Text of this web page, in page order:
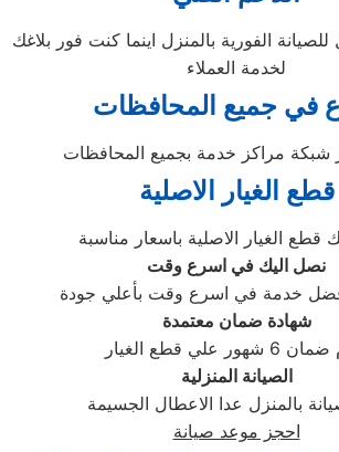
الفورية بالمنزل اينما كنت فور بلاغك
لخدمة العملاء
في جميع المحافظات
شبكة مراكز خدمة بجميع المحافظات
قطع الغيار الاصلية
الغيار الاصلية باسعار مناسبة
نصل اليك في اسرع وقت
خدمة في اسرع وقت بأعلي جودة
شهادة ضمان معتمدة
علي قطع الغيار
الصيانة المنزلية
بالمنزل عدا الاعطال الجسيمة
احجز موعد صيانة